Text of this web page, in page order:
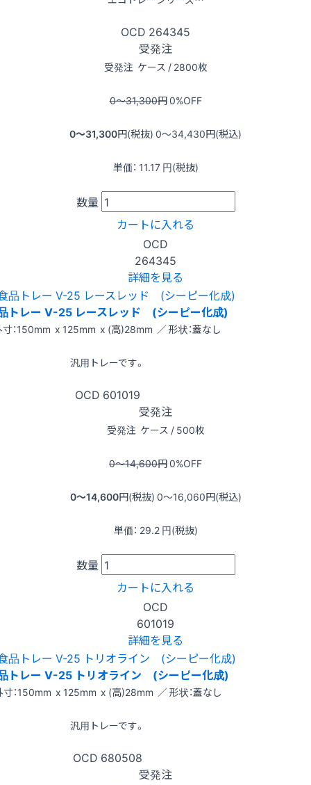
OCD 264345
受発注
受発注 ケース / 2800枚
0〜31,300円0%OFF
0〜31,300円(税抜) 0〜34,430円(税込)
単価： 11.17 円(税抜)
数量
カートに入れる
OCD
264345
詳細を見る
トレー V-25 レースレッド (シーピー化成)
寸：150mm x 125mm x (高)28mm ／ 形状：蓋なし
汎用トレーです。
OCD 601019
受発注
受発注 ケース / 500枚
0〜14,600円0%OFF
0〜14,600円(税抜) 0〜16,060円(税込)
単価： 29.2 円(税抜)
数量
カートに入れる
OCD
601019
詳細を見る
トレー V-25 トリオライン (シーピー化成)
寸：150mm x 125mm x (高)28mm ／ 形状：蓋なし
汎用トレーです。
OCD 680508
受発注